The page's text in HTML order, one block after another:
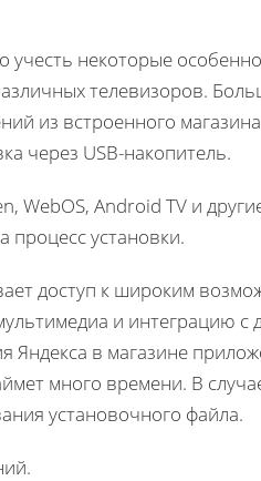
некоторые
телевизоров.
из встроенного
через USB-накопитель.
WebOS, Android TV и
процесс установки.
доступ к широким
и интеграцию с
Яндекса в магазине
много времени. В
установочного файла.